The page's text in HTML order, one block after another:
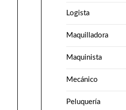
Logista
Maquilladora
Maquinista
Mecánico
Peluquería